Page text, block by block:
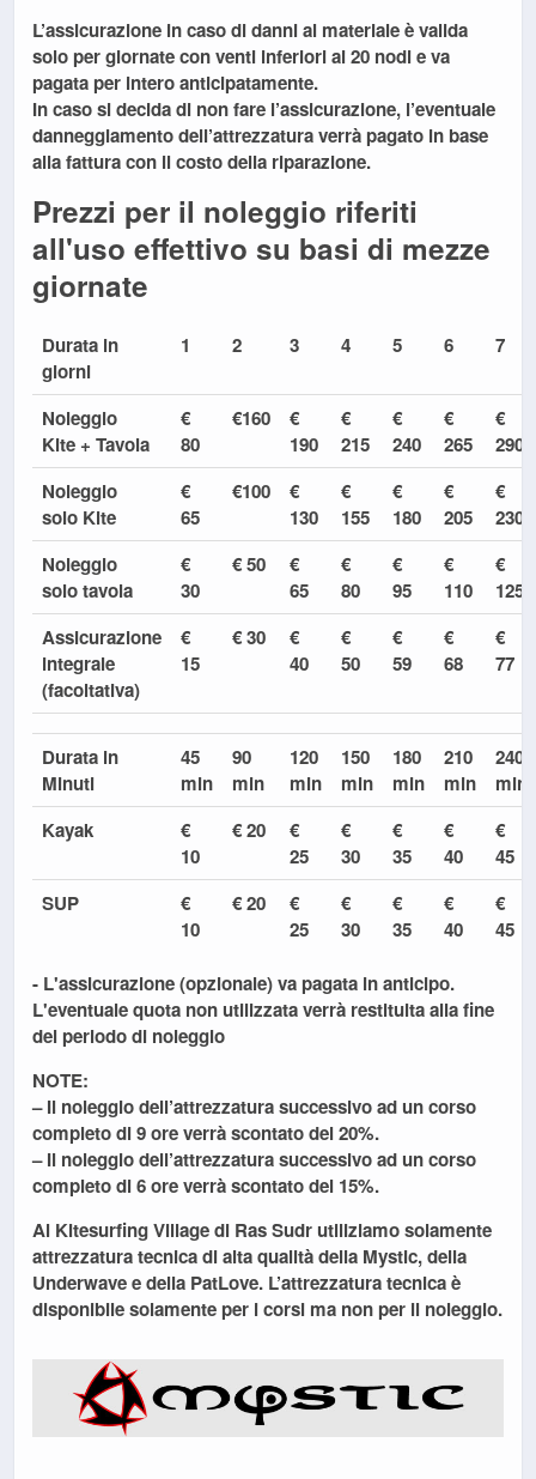
L’assicurazione in caso di danni al materiale è valida
solo per giornate con venti inferiori ai 20 nodi e va
pagata per intero anticipatamente.
In caso si decida di non fare l’assicurazione, l’eventuale
danneggiamento dell’attrezzatura verrà pagato in base
alla fattura con il costo della riparazione.
Prezzi per il noleggio riferiti
all'uso effettivo su basi di mezze
giornate
Durata in
giorni
1 2 3 4 5 6 7
Noleggio
Kite + Tavola
€
80
€160
€
190
€
215
€
240
€
265
€
290
Noleggio
solo Kite
€
65
€100
€
130
€
155
€
180
€
205
€
230
Noleggio
solo tavola
€
30
€ 50
€
65
€
80
€
95
€
110
€
125
Assicurazione
integrale
(facoltativa)
€
15
€ 30
€
40
€
50
€
59
€
68
€
77
Durata in
Minuti
45
min
90
min
120
min
150
min
180
min
210
min
240
min
Kayak
€
10
€ 20
€
25
€
30
€
35
€
40
€
45
SUP
€
10
€ 20
€
25
€
30
€
35
€
40
€
45
- L'assicurazione (opzionale) va pagata in anticipo.
L'eventuale quota non utilizzata verrà restituita alla fine
del periodo di noleggio
NOTE:
– Il noleggio dell’attrezzatura successivo ad un corso
completo di 9 ore verrà scontato del 20%.
– Il noleggio dell’attrezzatura successivo ad un corso
completo di 6 ore verrà scontato del 15%.
Al Kitesurfing Village di Ras Sudr utiliziamo solamente
attrezzatura tecnica di alta qualità della Mystic, della
Underwave e della PatLove. L’attrezzatura tecnica è
disponibile solamente per i corsi ma non per il noleggio.